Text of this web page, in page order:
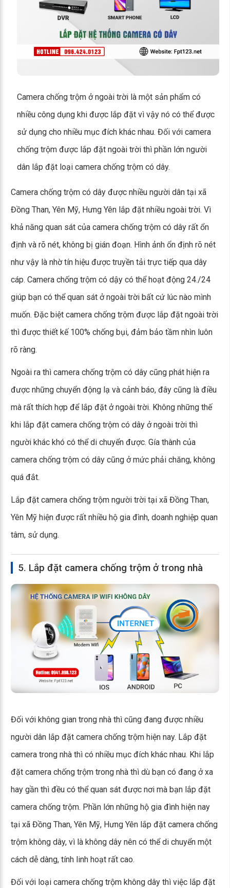
Camera chống trộm ở ngoài trời là một sản phẩm có
nhiều công dụng khi được lắp đặt vì vậy nó có thể được
sử dụng cho nhiều mục đích khác nhau. Đối với camera
chống trộm được lắp đặt ngoài trời thì phần lớn người
dân lắp đặt loại camera chống trộm có dây.
Camera chống trộm có dây được nhiều người dân tại xã
Đồng Than, Yên Mỹ, Hưng Yên lắp đặt nhiều ngoài trời. Vì
khả năng quan sát của camera chống trộm có dây rất ổn
định và rõ nét, không bị gián đoạn. Hình ảnh ổn định rõ nét
như vậy là nhờ tín hiệu được truyền tải trực tiếp qua dây
cáp. Camera chống trộm có dậy có thể hoạt động 24./24
giúp bạn có thể quan sát ở ngoài trời bất cứ lúc nào mình
muốn. Đặc biệt camera chống trộm được lắp đặt ngoài trời
thì được thiết kế 100% chống bụi, đảm bảo tầm nhìn luôn
rõ ràng.
Ngoài ra thì camera chống trộm có dây cũng phát hiện ra
được những chuyển động lạ và cảnh báo, đây cũng là điều
mà rất thích hợp để lắp đặt ở ngoài trời. Không những thế
khi lắp đặt camera chống trộm có dây ở ngoài trời thì
người khác khó có thể di chuyển được. Gía thành của
camera chống trộm có dây cũng ở mức phải chăng, không
quá đắt.
Lắp đặt camera chống trộm người trời tại xã Đồng Than,
Yên Mỹ hiện được rất nhiều hộ gia đình, doanh nghiệp quan
tâm, sử dụng.
5. Lắp đặt camera chống trộm ở trong nhà
Đối với không gian trong nhà thì cũng đang được nhiều
người dân lắp đặt camera chống trộm hiện nay. Lắp đặt
camera trong nhà thì có nhiều mục đích khác nhau. Khi lắp
đặt camera chống trộm trong nhà thì dù bạn có đang ở xa
hay gần thì đều có thể quan sát được nơi mà bạn lắp đặt
camera chống trộm. Phần lớn những hộ gia đình hiện nay
tại xã Đồng Than, Yên Mỹ, Hưng Yên lắp đặt camera chống
trộm không dây, vì là không dây nên có thể di chuyển một
cách dễ dàng, tính linh hoạt rất cao.
Đối với loại camera chống trộm không dây thì việc lắp đặt